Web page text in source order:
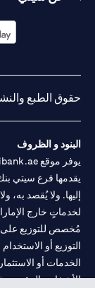
حقوق الطبع والنشر
البنود و الظروف
يقدمها فرع سيتي
إليها. ولا يُقصد
لخدماتٍ خارج
مُخصص للتوزيع على
التوزيع أو
الخدمات أو
للأشخاص المقيمين